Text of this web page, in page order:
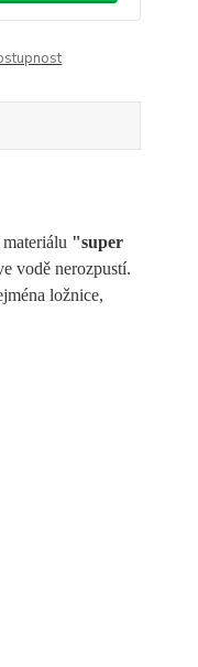
"super
vodě nerozpustí.
ložnice,